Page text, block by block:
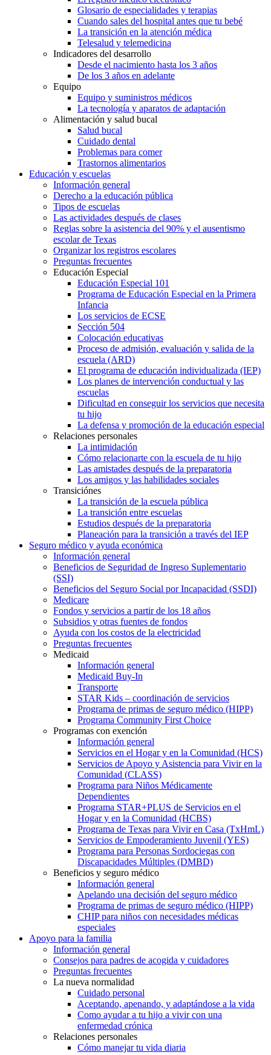
Glosario de especialidades y terapias
Cuando sales del hospital antes que tu bebé
La transición en la atención médica
Telesalud y telemedicina
Indicadores del desarrollo
Desde el nacimiento hasta los 3 años
De los 3 años en adelante
Equipo
Equipo y suministros médicos
La tecnología y aparatos de adaptación
Alimentación y salud bucal
Salud bucal
Cuidado dental
Problemas para comer
Trastornos alimentarios
Educación y escuelas
Información general
Derecho a la educación pública
Tipos de escuelas
Las actividades después de clases
Reglas sobre la asistencia del 90% y el ausentismo
escolar de Texas
Organizar los registros escolares
Preguntas frecuentes
Educación Especial
Educación Especial 101
Programa de Educación Especial en la Primera
Infancia
Los servicios de ECSE
Sección 504
Colocación educativas
Proceso de admisión, evaluación y salida de la
escuela (ARD)
El programa de educación individualizada (IEP)
Los planes de intervención conductual y las
escuelas
Dificultad en conseguir los servicios que necesita
tu hijo
La defensa y promoción de la educación especial
Relaciones personales
La intimidación
Cómo relacionarte con la escuela de tu hijo
Las amistades después de la preparatoria
Los amigos y las habilidades sociales
Transiciónes
La transición de la escuela pública
La transición entre escuelas
Estudios después de la preparatoria
Planeación para la transición a través del IEP
Seguro médico y ayuda económica
Información general
Beneficios de Seguridad de Ingreso Suplementario
(SSI)
Beneficios del Seguro Social por Incapacidad (SSDI)
Medicare
Fondos y servicios a partir de los 18 años
Subsidios y otras fuentes de fondos
Ayuda con los costos de la electricidad
Preguntas frecuentes
Medicaid
Información general
Medicaid Buy-In
Transporte
STAR Kids – coordinación de servicios
Programa de primas de seguro médico (HIPP)
Programa Community First Choice
Programas con exención
Información general
Servicios en el Hogar y en la Comunidad (HCS)
Servicios de Apoyo y Asistencia para Vivir en la
Comunidad (CLASS)
Programa para Niños Médicamente
Dependientes
Programa STAR+PLUS de Servicios en el
Hogar y en la Comunidad (HCBS)
Programa de Texas para Vivir en Casa (TxHmL)
Servicios de Empoderamiento Juvenil (YES)
Programa para Personas Sordociegas con
Discapacidades Múltiples (DMBD)
Beneficios y seguro médico
Información general
Apelando una decisión del seguro médico
Programa de primas de seguro médico (HIPP)
CHIP para niños con necesidades médicas
especiales
Apoyo para la familia
Información general
Consejos para padres de acogida y cuidadores
Preguntas frecuentes
La nueva normalidad
Cuidado personal
Aceptando, apenando, y adaptándose a la vida
Como ayudar a tu hijo a vivir con una
enfermedad crónica
Relaciones personales
Cómo manejar tu vida diaria